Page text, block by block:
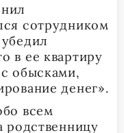
сотрудником
в ее квартиру
обысками,
денег».
всем
родственницу